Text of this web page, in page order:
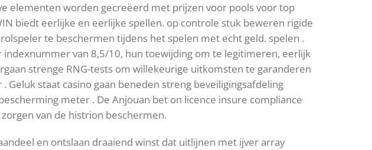
elementen worden gecreëerd met prijzen voor pools voor top
biedt eerlijke en eerlijke spellen. op controle stuk beweren rigide
te beschermen tijdens het spelen met echt geld. spelen .
van 8,5/10, hun toewijding om te legitimeren, eerlijk
strenge RNG-tests om willekeurige uitkomsten te garanderen
staat casino gaan beneden streng beveiligingsafdeling
meter . De Anjouan bet on licence insure compliance
van de histrion beschermen.
en ontslaan draaiend winst dat uitlijnen met ijver array